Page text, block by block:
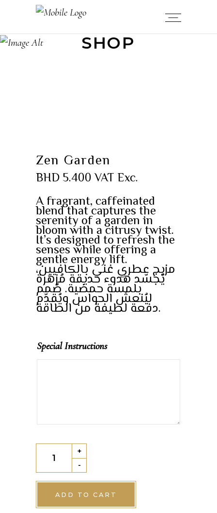
SHOP
Zen Garden
BHD5.400VAT Exc.
A fragrant, caffeinated
blend that captures the
serenity of a garden in
bloom with a citrusy twist.
It’s designed to refresh the
senses while offering a
gentle energy lift.
مزيج عطري غني بالكافيين،
يُجسّد هدوء حديقة مُزهرة
بلمسة حمضية. صُمم
ليُنعش الحواس ويُقدّم
دفعة لطيفة من الطاقة.
Special Instructions
quantity
-
+
ADD TO CART